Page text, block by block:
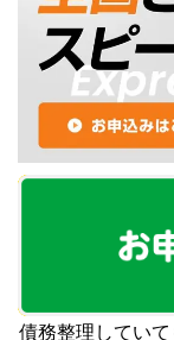
債務整理してい